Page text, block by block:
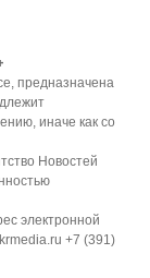
предназначена
иначе как со
Новостей
электронной
+7 (391)